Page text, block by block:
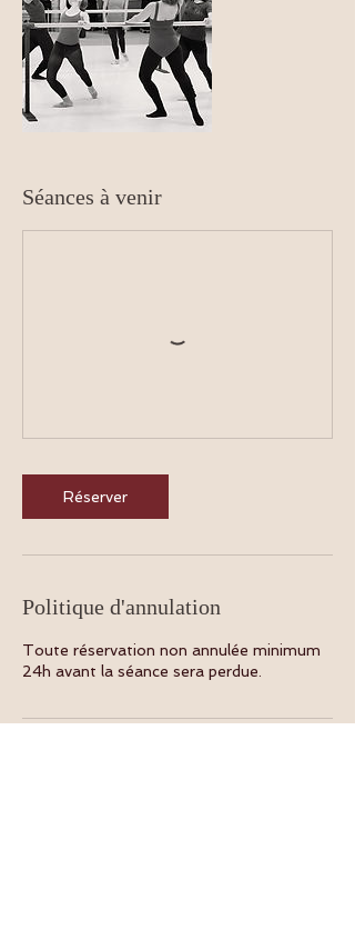
Séances à venir
Réserver
Politique d'annulation
Toute réservation non annulée minimum
24h avant la séance sera perdue.